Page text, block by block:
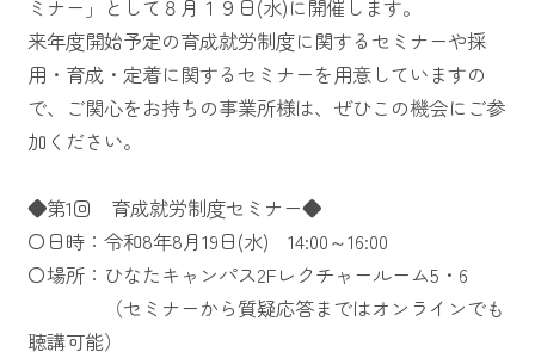
ミナー」として８月１９日(水)に開催します。
来年度開始予定の育成就労制度に関するセミナーや採
用・育成・定着に関するセミナーを用意していますの
で、ご関心をお持ちの事業所様は、ぜひこの機会にご参
加ください。
◆第1回 育成就労制度セミナー◆
〇日時：令和8年8月19日(水) 14:00～16:00
〇場所：ひなたキャンパス2Fレクチャールーム5・6
（セミナーから質疑応答まではオンラインでも
聴講可能）